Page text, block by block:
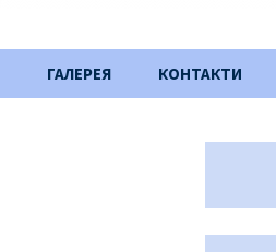
ГАЛЕРЕЯ КОНТАКТИ